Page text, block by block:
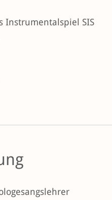
Instrumentalspiel SIS